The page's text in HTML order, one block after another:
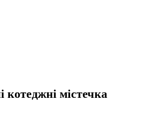
котеджні містечка